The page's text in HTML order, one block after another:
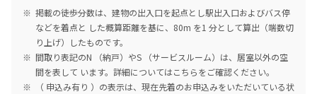
掲載の徒歩分数は、建物の出入口を起点とし駅出入口およびバス停
などを着点と した概算距離を基に、80m を1 分として算出（端数切
り上げ）したものです。
間取り表記のN （納戸）やS （サービスルーム）は、居室以外の空
間を表して います。詳細についてはこちらをご確認ください。
（ 申込み有り ）の表示は、現在先着のお申込みをいただいている状